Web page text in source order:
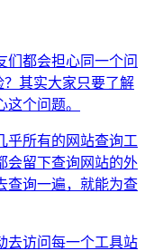
们都会担心同一个问
其实大家只要了解
个问题。
乎所有的网站查询工
会留下查询网站的外
查询一遍，就能为查
去访问每一个工具站